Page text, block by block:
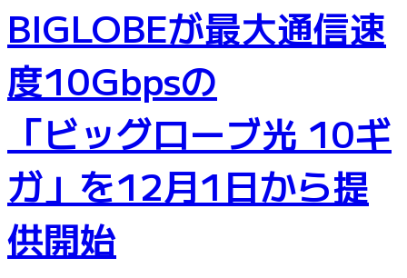
BIGLOBEが最大通信速
度10Gbpsの
「ビッグローブ光 10ギ
ガ」を12月1日から提
供開始